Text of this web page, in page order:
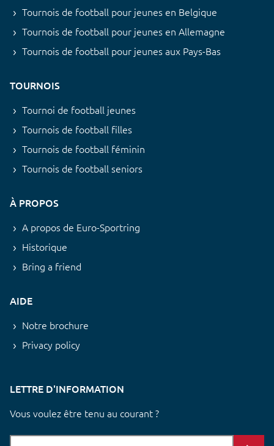
Tournois de football pour jeunes en Belgique
Tournois de football pour jeunes en Allemagne
Tournois de football pour jeunes aux Pays-Bas
TOURNOIS
Tournoi de football jeunes
Tournois de football filles
Tournois de football féminin
Tournois de football seniors
À PROPOS
A propos de Euro-Sportring
Historique
Bring a friend
AIDE
Notre brochure
Privacy policy
LETTRE D'INFORMATION
Vous voulez être tenu au courant ?